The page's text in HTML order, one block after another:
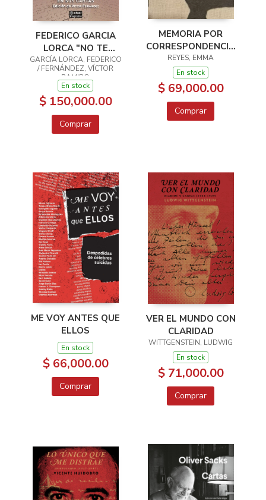
FEDERICO GARCIA
LORCA "NO TE
OLVIDES DE
ESCRIBIR"
GARCÍA LORCA, FEDERICO
/ FERNÁNDEZ, VÍCTOR
RAMIRO
En stock
$ 150,000.00
Comprar
MEMORIA POR
CORRESPONDENCIA
8 EDICION
REYES, EMMA
En stock
$ 69,000.00
Comprar
ME VOY ANTES QUE
ELLOS
En stock
$ 66,000.00
Comprar
VER EL MUNDO CON
CLARIDAD
WITTGENSTEIN, LUDWIG
En stock
$ 71,000.00
Comprar